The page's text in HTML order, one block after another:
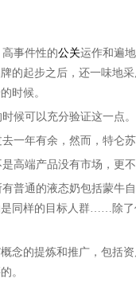
事件性的公关运作和遍
的起步之后，还一味地
时候。
候可以充分验证这一点。
一年有余，然而，特仑
高端产品没有市场，更
普通的液态奶包括蒙牛
同样的目标人群……除
念的提炼和推广，包括
。